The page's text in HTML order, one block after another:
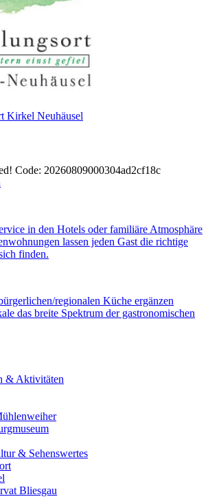
Kirkel Neuhäusel
Code: 20260809000304ad2cf18c
in den Hotels oder familiäre Atmosphäre
lassen jeden Gast die richtige
finden.
regionalen Küche ergänzen
das breite Spektrum der gastronomischen
& Aktivitäten
& Sehenswertes
Bliesgau